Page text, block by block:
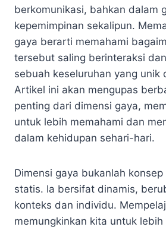
berkomunikasi, bahkan dalam
kepemimpinan sekalipun.
gaya berarti memahami
tersebut saling berinteraksi
sebuah keseluruhan yang unik
Artikel ini akan mengupas
penting dari dimensi gaya,
untuk lebih memahami dan
dalam kehidupan sehari-hari.
Dimensi gaya bukanlah
statis. Ia bersifat dinamis,
konteks dan individu.
memungkinkan kita untuk